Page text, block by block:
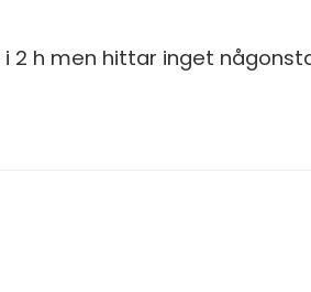
2 h men hittar inget